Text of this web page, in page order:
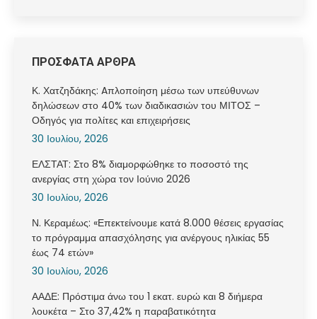
ΠΡΟΣΦΑΤΑ ΑΡΘΡΑ
Κ. Χατζηδάκης: Aπλοποίηση μέσω των υπεύθυνων
δηλώσεων στο 40% των διαδικασιών του ΜΙΤΟΣ –
Οδηγός για πολίτες και επιχειρήσεις
30 Ιουλίου, 2026
ΕΛΣΤΑΤ: Στο 8% διαμορφώθηκε το ποσοστό της
ανεργίας στη χώρα τον Ιούνιο 2026
30 Ιουλίου, 2026
Ν. Κεραμέως: «Επεκτείνουμε κατά 8.000 θέσεις εργασίας
το πρόγραμμα απασχόλησης για ανέργους ηλικίας 55
έως 74 ετών»
30 Ιουλίου, 2026
ΑΑΔΕ: Πρόστιμα άνω του 1 εκατ. ευρώ και 8 διήμερα
λουκέτα – Στο 37,42% η παραβατικότητα